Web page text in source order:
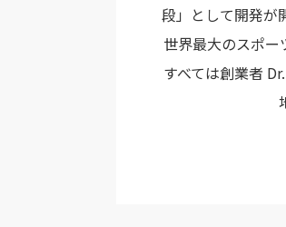
段」として開発が
世界最大のスポー
すべては創業者